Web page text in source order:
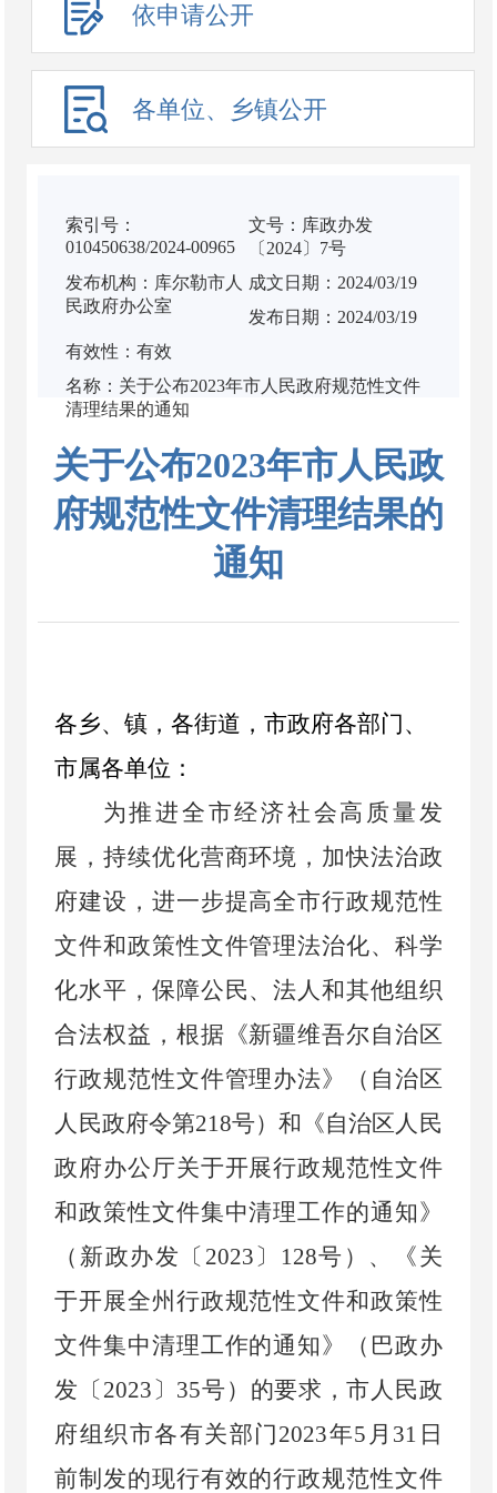
依申请公开
各单位、乡镇公开
索引号：
010450638/2024-00965
文号：库政办发
〔2024〕7号
发布机构：库尔勒市人
民政府办公室
成文日期：2024/03/19
发布日期：2024/03/19
有效性：有效
名称：关于公布2023年市人民政府规范性文件
清理结果的通知
关于公布2023年市人民政
府规范性文件清理结果的
通知
各乡、镇，各街道，市政府各部门、
市属各单位：
为推进全市经济社会高质量发
展，持续优化营商环境，加快法治政
府建设，进一步提高全市行政规范性
文件和政策性文件管理法治化、科学
化水平，保障公民、法人和其他组织
合法权益，根据《新疆维吾尔自治区
行政规范性文件管理办法》（自治区
人民政府令第218号）和《自治区人民
政府办公厅关于开展行政规范性文件
和政策性文件集中清理工作的通知》
（新政办发〔 2023 〕 128号）、《关
于开展全州行政规范性文件和政策性
文件集中清理工作的通知》（巴政办
发〔 2023 〕 35号）的要求，市人民政
府组织市各有关部门 2023年5 月 31 日
前制发的现行有效的行政规范性文件